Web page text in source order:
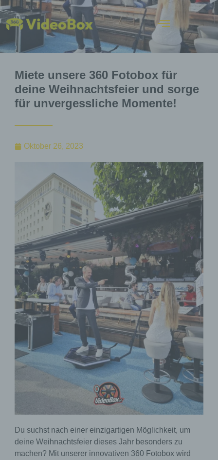
Miete unsere 360 Fotobox für
deine Weihnachtsfeier und sorge
für unvergessliche Momente!
Oktober 26, 2023
Du suchst nach einer einzigartigen Möglichkeit, um
deine Weihnachtsfeier dieses Jahr besonders zu
machen? Mit unserer innovativen 360 Fotobox wird